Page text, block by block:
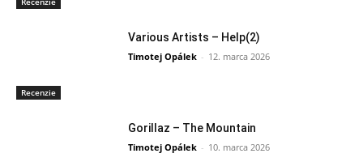
Recenzie
Various Artists – Help(2)
Timotej Opálek - 12. marca 2026
Gorillaz – The Mountain
Timotej Opálek - 10. marca 2026